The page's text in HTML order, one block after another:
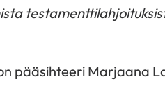
pääsihteeri Marjaana